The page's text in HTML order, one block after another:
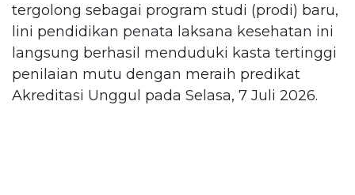
tergolong sebagai program studi (prodi) baru,
lini pendidikan penata laksana kesehatan ini
langsung berhasil menduduki kasta tertinggi
penilaian mutu dengan meraih predikat
Akreditasi Unggul pada Selasa, 7 Juli 2026.